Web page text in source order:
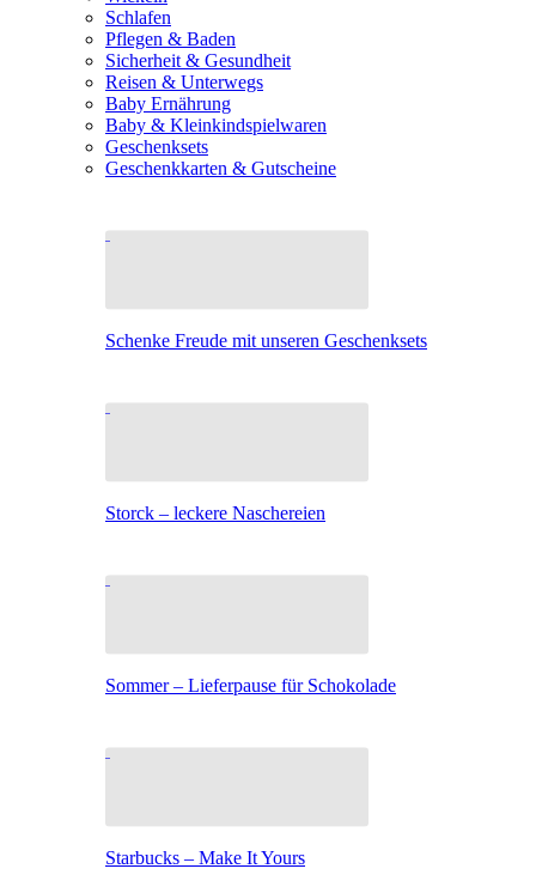
Schlafen
Pflegen & Baden
Sicherheit & Gesundheit
Reisen & Unterwegs
Baby Ernährung
Baby & Kleinkindspielwaren
Geschenksets
Geschenkkarten & Gutscheine
Schenke Freude mit unseren Geschenksets
Storck – leckere Naschereien
Sommer – Lieferpause für Schokolade
Starbucks – Make It Yours